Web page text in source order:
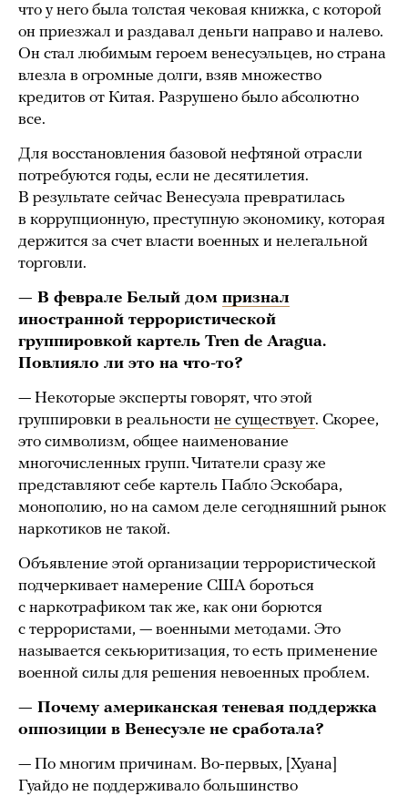
что у него была толстая чековая книжка, с которой
он приезжал и раздавал деньги направо и налево.
Он стал любимым героем венесуэльцев, но страна
влезла в огромные долги, взяв множество
кредитов от Китая. Разрушено было абсолютно
все.
Для восстановления базовой нефтяной отрасли
потребуются годы, если не десятилетия.
В результате сейчас Венесуэла превратилась
в коррупционную, преступную экономику, которая
держится за счет власти военных и нелегальной
торговли.
— В феврале Белый дом признал
иностранной террористической
группировкой картель Tren de Aragua.
Повлияло ли это на что-то?
— Некоторые эксперты говорят, что этой
группировки в реальности не существует. Скорее,
это символизм, общее наименование
многочисленных групп. Читатели сразу же
представляют себе картель Пабло Эскобара,
монополию, но на самом деле сегодняшний рынок
наркотиков не такой.
Объявление этой организации террористической
подчеркивает намерение США бороться
с наркотрафиком так же, как они борются
с террористами, — военными методами. Это
называется секьюритизация, то есть применение
военной силы для решения невоенных проблем.
— Почему американская теневая поддержка
оппозиции в Венесуэле не сработала?
— По многим причинам. Во-первых, [Хуана]
Гуайдо не поддерживало большинство